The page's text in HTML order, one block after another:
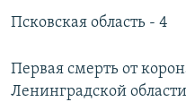
Псковская область - 4
Первая смерть от
Ленинградской